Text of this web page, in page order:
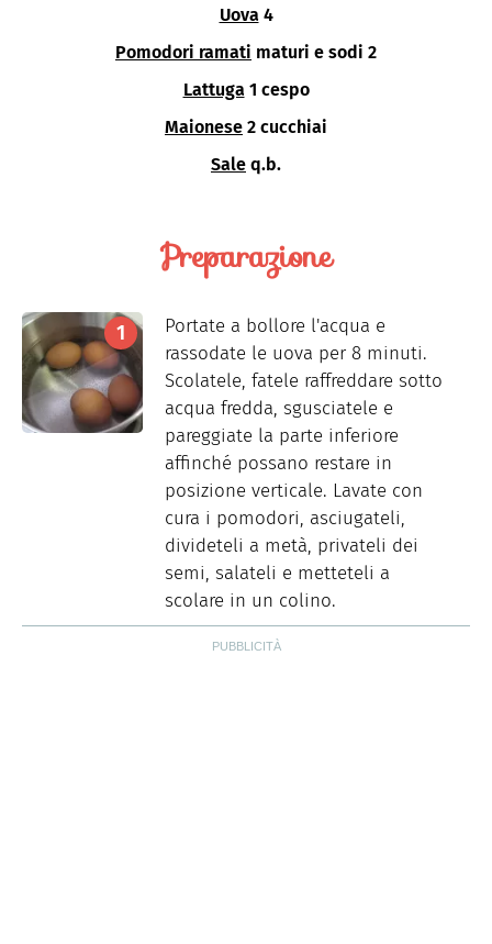
Uova 4
Pomodori ramati maturi e sodi 2
Lattuga 1 cespo
Maionese 2 cucchiai
Sale q.b.
Preparazione
Portate a bollore l'acqua e
rassodate le uova per 8 minuti.
Scolatele, fatele raffreddare sotto
acqua fredda, sgusciatele e
pareggiate la parte inferiore
affinché possano restare in
posizione verticale. Lavate con
cura i pomodori, asciugateli,
divideteli a metà, privateli dei
semi, salateli e metteteli a
scolare in un colino.